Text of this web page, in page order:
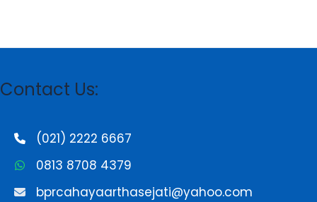
Contact Us:
(021) 2222 6667
0813 8708 4379
bprcahayaarthasejati@yahoo.com